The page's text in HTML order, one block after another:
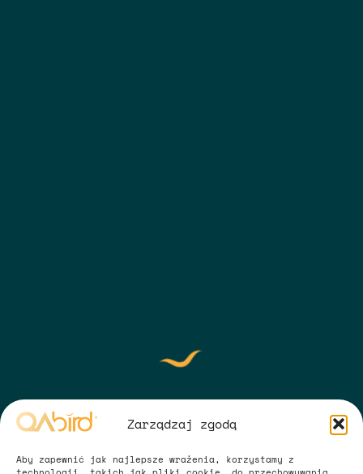
Zarządzaj zgodą
Aby zapewnić jak najlepsze wrażenia, korzystamy z